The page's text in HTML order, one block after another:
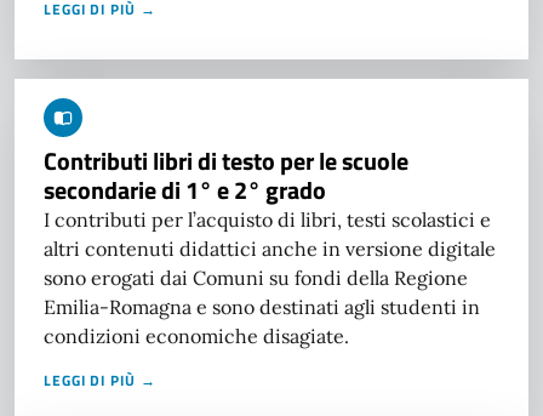
LEGGI DI PIÙ →
Contributi libri di testo per le scuole
secondarie di 1° e 2° grado
I contributi per l’acquisto di libri, testi scolastici e
altri contenuti didattici anche in versione digitale
sono erogati dai Comuni su fondi della Regione
Emilia-Romagna e sono destinati agli studenti in
condizioni economiche disagiate.
LEGGI DI PIÙ →